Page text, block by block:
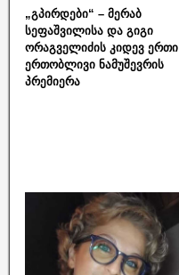
„გპირდები“ – მერაბ
სეფაშვილისა და გიგი
ორაგველიძის კიდევ ერთი
ერთობლივი ნამუშევრის
პრემიერა